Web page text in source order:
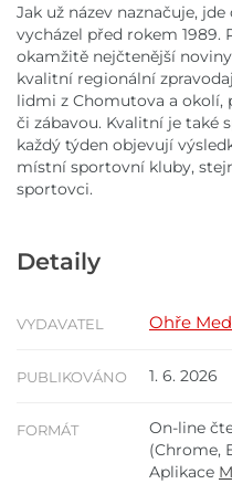
Jak už název naznačuje,
vycházel před rokem 1989.
okamžitě nejčtenější
kvalitní regionální
lidmi z Chomutova a okolí,
či zábavou. Kvalitní je také
každý týden objevují
místní sportovní kluby,
sportovci.
Detaily
VYDAVATEL Ohře
PUBLIKOVÁNO 1. 6. 2026
FORMÁT
On-line
(Chrome,
Aplikace